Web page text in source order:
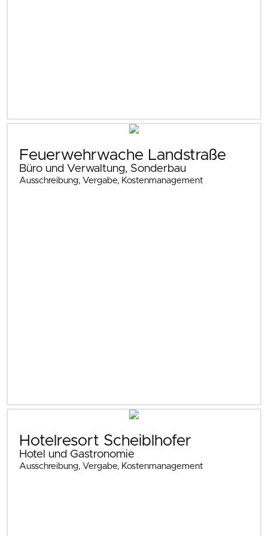
Feuerwehrwache Landstraße
Büro und Verwaltung, Sonderbau
Ausschreibung, Vergabe, Kostenmanagement
Hotelresort Scheiblhofer
Hotel und Gastronomie
Ausschreibung, Vergabe, Kostenmanagement